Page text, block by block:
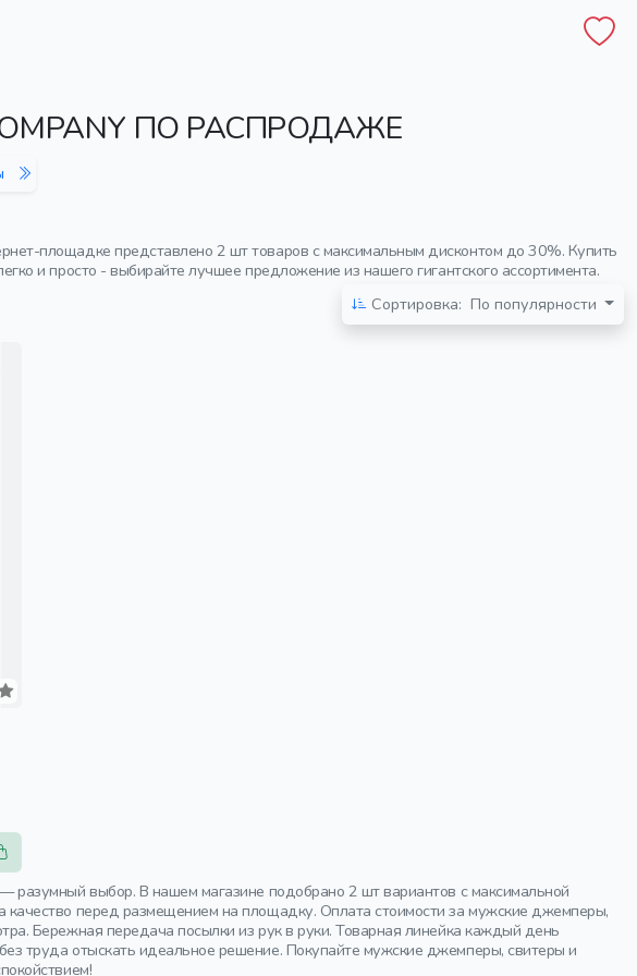
ПО РАСПРОДАЖЕ
площадке представлено 2 шт товаров с максимальным дисконтом до 30%. Купить
и просто - выбирайте лучшее предложение из нашего гигантского ассортимента.
Сортировка: По популярности
выбор. В нашем магазине подобрано 2 шт вариантов с максимальной
перед размещением на площадку. Оплата стоимости за мужские джемперы,
Бережная передача посылки из рук в руки. Товарная линейка каждый день
труда отыскать идеальное решение. Покупайте мужские джемперы, свитеры и